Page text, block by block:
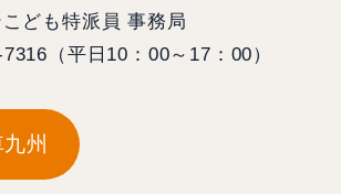
ども特派員 事務局
（平日10：00～17：00）
州